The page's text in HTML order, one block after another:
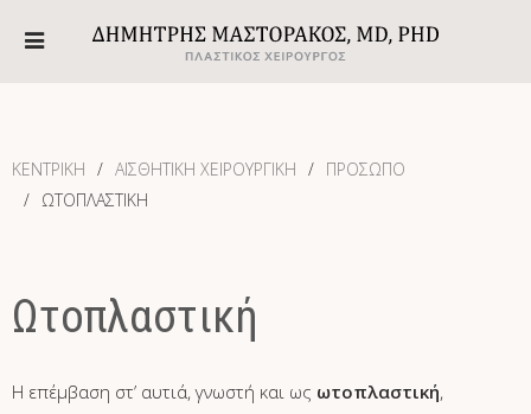
ΚΕΝΤΡΙΚΗ ΑΙΣΘΗΤΙΚΗ ΧΕΙΡΟΥΡΓΙΚΗ
ΠΡΌΣΩΠΟ
ΩΤΟΠΛΑΣΤΙΚΉ
Ωτοπλαστική
Η επέμβαση στ’ αυτιά, γνωστή και ως ωτοπλαστική,